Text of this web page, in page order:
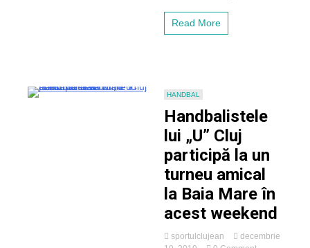
Read More
HANDBAL
Handbalistele
lui „U” Cluj
participă la un
turneu amical
la Baia Mare în
acest weekend
sportulclujean
decembrie